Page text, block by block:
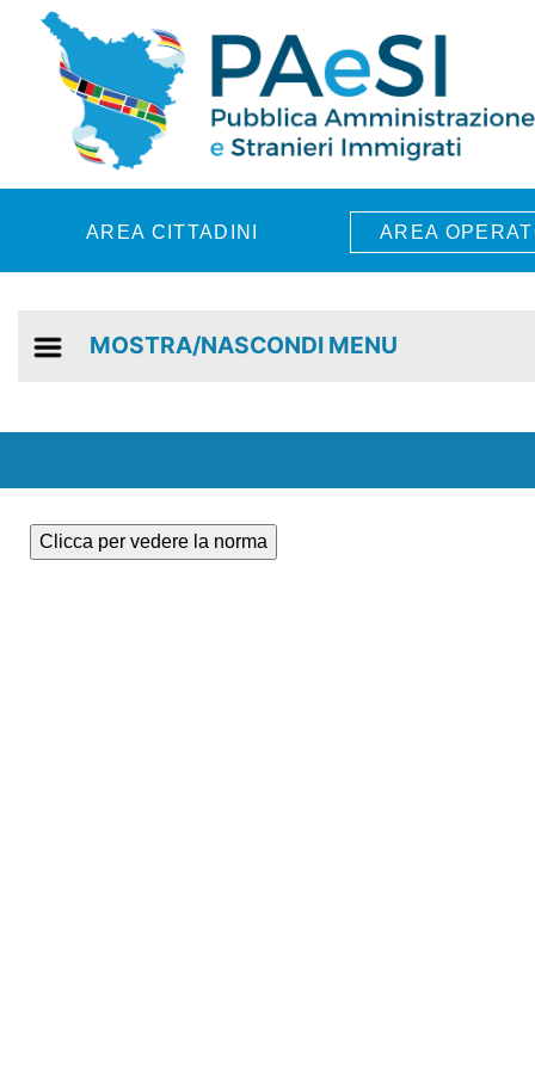
Skip to main content
AREA CITTADINI AREA
MOSTRA/NASCONDI MENU
Clicca per vedere la norma